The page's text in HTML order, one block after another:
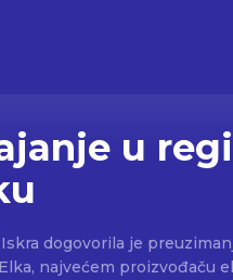
u
dogovorila je
najvećem proizvođaču